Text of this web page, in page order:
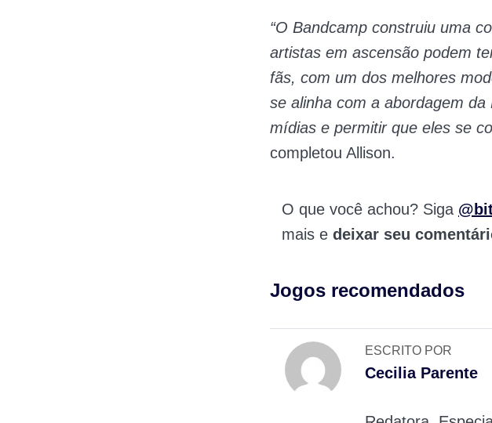
“O Bandcamp construiu uma
artistas em ascensão podem
fãs, com um dos melhores
se alinha com a abordagem
mídias e permitir que eles se
completou Allison.
O que você achou? Siga
mais e deixar seu
Jogos recomendados
ESCRITO POR
Cecilia Parente